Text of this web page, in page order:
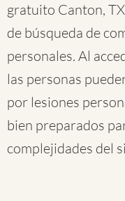
gratuito Canton,
de búsqueda de
personales. Al
las personas
por lesiones
bien preparados
complejidades del